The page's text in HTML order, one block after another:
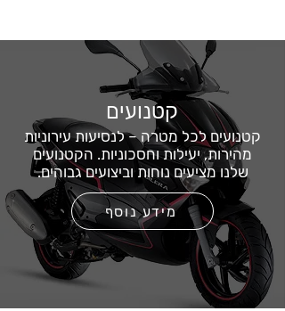
קטנועים
קטנועים לכל מטרה – לנסיעות עירוניות
מהירות, יעילות וחסכוניות. הקטנועים
שלנו מציעים נוחות וביצועים גבוהים.
מידע נוסף